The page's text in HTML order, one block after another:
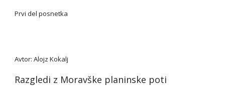
Prvi del posnetka
Avtor: Alojz Kokalj
Razgledi z Moravške planinske poti